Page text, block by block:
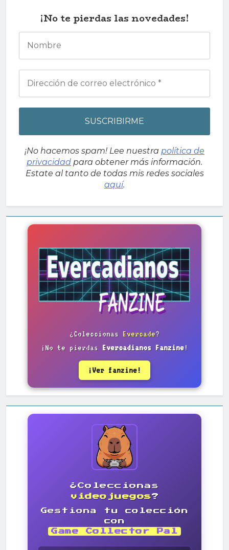
¡No te pierdas las novedades!
¡No hacemos spam! Lee nuestra política de
privacidad para obtener más información.
Estate al tanto de todas mis redes sociales
aquí.
¿Coleccionas Evercade?
¡No te pierdas Evercadianos Fanzine!
¡Ver fanzine!
¿Coleccionas
videojuegos?
Gestiona tu colección
con
Game Collector Pal